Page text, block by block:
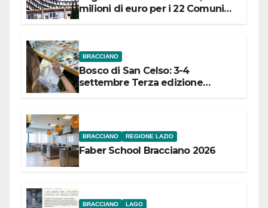
milioni di euro per i 22 Comuni
BRACCIANO
Bosco di San Celso: 3-4
settembre Terza edizione
BRACCIANO REGIONE LAZIO
Faber School Bracciano 2026
BRACCIANO LAGO